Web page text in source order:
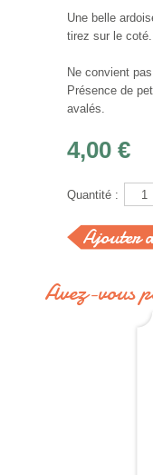
Une belle
tirez sur le
Ne convient
Présence de
avalés.
4,00 €
Quantité :
Avez-vous